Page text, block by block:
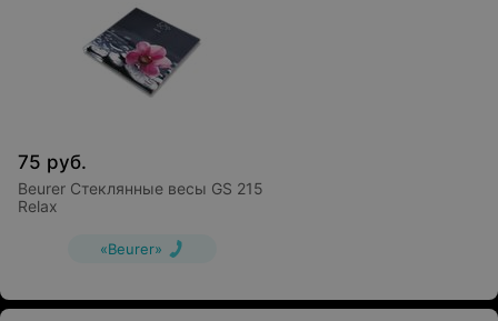
75 руб.
Beurer Стеклянные весы GS 215
Relax
«Beurer»